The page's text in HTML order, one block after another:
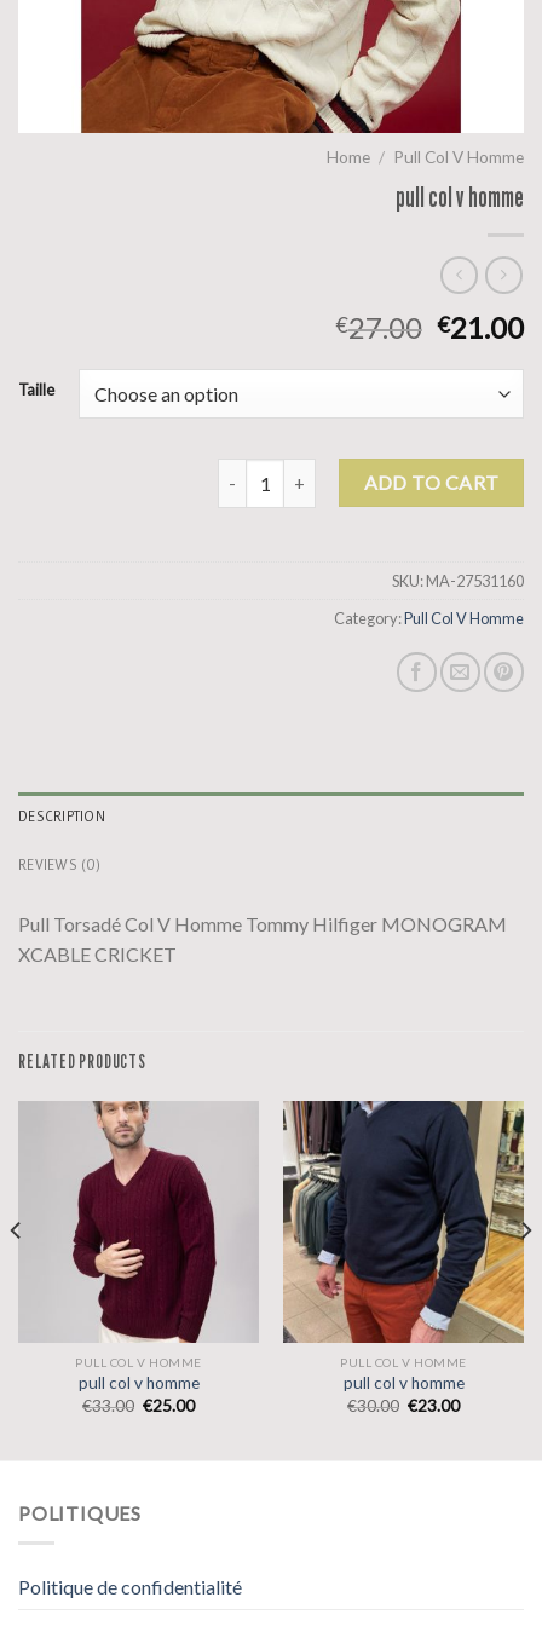
Home / Pull Col V Homme
pull col v homme
€27.00 €21.00
Taille
pull col v homme quantityADD TO CART
SKU:MA-27531160
Category:Pull Col V Homme
DESCRIPTION
REVIEWS (0)
Pull Torsadé Col V Homme Tommy Hilfiger MONOGRAM
XCABLE CRICKET
RELATED PRODUCTS
PULL COL V HOMME
pull col v homme
€33.00 €25.00
PULL COL V HOMME
pull col v homme
€30.00 €23.00
POLITIQUES
Politique de confidentialité